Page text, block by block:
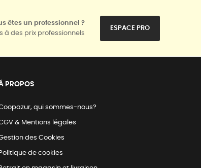
êtes un professionnel ?
à des prix professionnels
ESPACE PRO
PROPOS
qui sommes-nous?
& Mentions légales
des Cookies
Politique de cookies